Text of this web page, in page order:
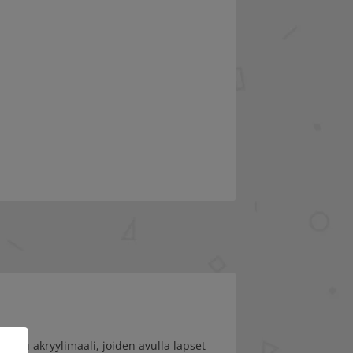
akryylimaali, joiden avulla lapset